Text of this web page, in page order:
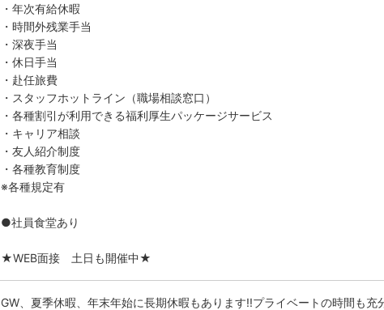
・年次有給休暇
・時間外残業手当
・深夜手当
・休日手当
・赴任旅費
・スタッフホットライン（職場相談窓口）
・各種割引が利用できる福利厚生パッケージサービス
・キャリア相談
・友人紹介制度
・各種教育制度
※各種規定有
●社員食堂あり
★WEB面接 土日も開催中★
GW、夏季休暇、年末年始に長期休暇もあります!!プライベートの時間も充